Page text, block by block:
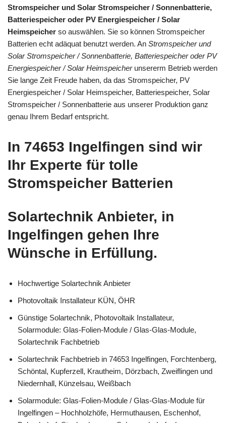
Stromspeicher und Solar Stromspeicher / Sonnenbatterie,
Batteriespeicher oder PV Energiespeicher / Solar
Heimspeicher so auswählen. Sie so können Stromspeicher
Batterien echt adäquat benutzt werden. An Stromspeicher und
Solar Stromspeicher / Sonnenbatterie, Batteriespeicher oder PV
Energiespeicher / Solar Heimspeicherunsererm Betrieb werden
Sie lange Zeit Freude haben, da das Stromspeicher, PV
Energiespeicher / Solar Heimspeicher, Batteriespeicher, Solar
Stromspeicher / Sonnenbatterie aus unserer Produktion ganz
genau Ihrem Bedarf entspricht.
In 74653 Ingelfingen sind wir
Ihr Experte für tolle
Stromspeicher Batterien
Solartechnik Anbieter, in
Ingelfingen gehen Ihre
Wünsche in Erfüllung.
Hochwertige Solartechnik Anbieter
Photovoltaik Installateur KÜN, ÖHR
Günstige Solartechnik, Photovoltaik Installateur,
Solarmodule: Glas-Folien-Module / Glas-Glas-Module,
Solartechnik Fachbetrieb
Solartechnik Fachbetrieb in 74653 Ingelfingen, Forchtenberg,
Schöntal, Kupferzell, Krautheim, Dörzbach, Zweiflingen und
Niedernhall, Künzelsau, Weißbach
Solarmodule: Glas-Folien-Module / Glas-Glas-Module für
Ingelfingen – Hochholzhöfe, Hermuthausen, Eschenhof,